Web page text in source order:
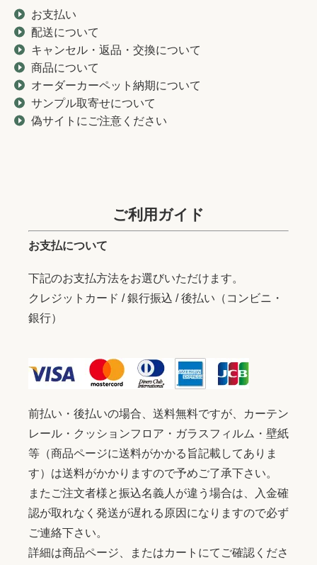
お支払い
配送について
キャンセル・返品・交換について
商品について
オーダーカーペット納期について
サンプル取寄せについて
偽サイトにご注意ください
ご利用ガイド
お支払について
下記のお支払方法をお選びいただけます。
クレジットカード / 銀行振込 / 後払い（コンビニ・
銀行）
前払い・後払いの場合、送料無料ですが、カーテン
レール・クッションフロア・ガラスフィルム・壁紙
等（商品ページに送料がかかる旨記載してありま
す）は送料がかかりますので予めご了承下さい。
またご注文者様と振込名義人が違う場合は、入金確
認が取れなく発送が遅れる原因になりますので必ず
ご連絡下さい。
詳細は商品ページ、またはカートにてご確認くださ